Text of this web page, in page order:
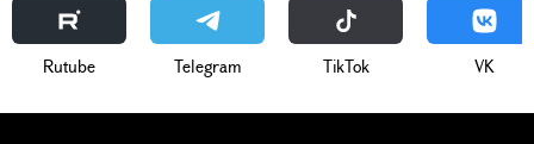
Rutube Telegram ТikТоk VK